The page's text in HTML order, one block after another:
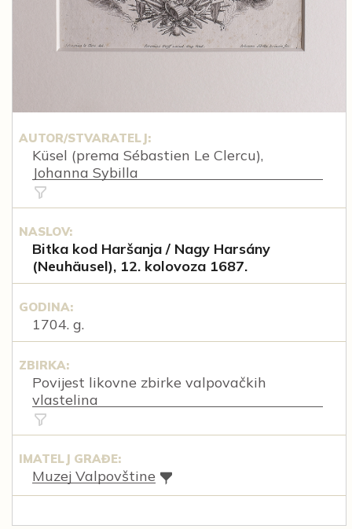
AUTOR/STVARATELJ:
Küsel (prema Sébastien Le Clercu),
Johanna Sybilla
NASLOV:
Bitka kod Haršanja / Nagy Harsány
(Neuhäusel), 12. kolovoza 1687.
GODINA:
1704. g.
ZBIRKA:
Povijest likovne zbirke valpovačkih
vlastelina
IMATELJ GRAĐE:
Muzej Valpovštine